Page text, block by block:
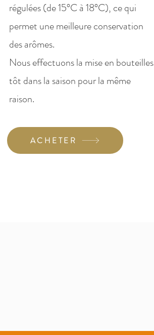
régulées (de 15°C à 18°C), ce qui
permet une meilleure conservation
des arômes.
Nous effectuons la mise en bouteilles
tôt dans la saison pour la même
raison.
ACHETER